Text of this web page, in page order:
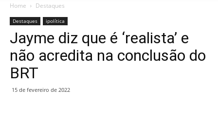
Home Destaques
Destaques ipolítica
Jayme diz que é ‘realista’ e
não acredita na conclusão do
BRT
15 de fevereiro de 2022